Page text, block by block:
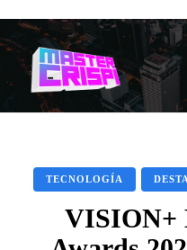
TECNOLOGÍA
VISION+